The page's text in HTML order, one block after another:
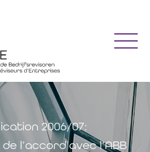
2006/07:
l’accord avec l’ABB